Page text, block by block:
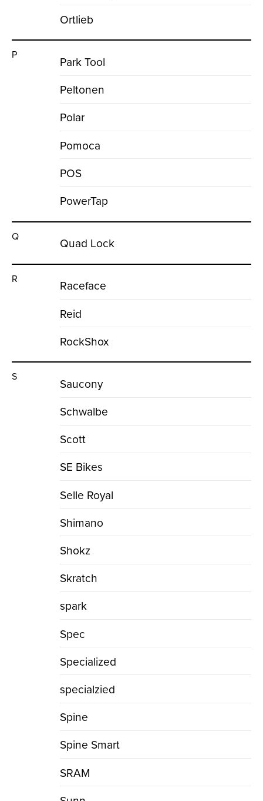
Ortlieb
P
Park Tool
Peltonen
Polar
Pomoca
POS
PowerTap
Q Quad Lock
R
Raceface
Reid
RockShox
S
Saucony
Schwalbe
Scott
SE Bikes
Selle Royal
Shimano
Shokz
Skratch
spark
Spec
Specialized
specialzied
Spine
Spine Smart
SRAM